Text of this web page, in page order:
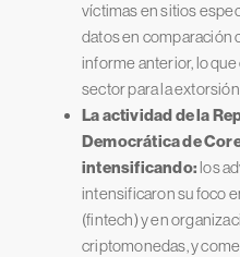
víctimas en sitios
datos en comparación
informe anterior, lo
sector para la
La actividad de la
Democrática de
intensificando:los
intensificaron su foco
(fintech) y en
criptomonedas, y